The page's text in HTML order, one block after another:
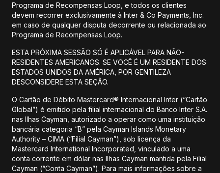
Programa de Recompensas Loop, e todos os clientes
devem recorrer exclusivamente à Inter & Co Payments, Inc.
em caso de qualquer disputa decorrente ou relacionada ao
Programa de Recompensas Loop.
ESTA PRÓXIMA SESSÃO SÓ É APLICÁVEL PARA NÃO-
RESIDENTES AMERICANOS. SE VOCÊ É UM RESIDENTE DOS
ESTADOS UNIDOS DA AMÉRICA, POR GENTILEZA
DESCONSIDERE ESTA SEÇÃO.
O Cartão de Débito Mastercard® Internacional Inter (“Cartão
Global”) é emitido pela filial internacional do Banco Inter S.A.
nas Ilhas Cayman, autorizado a operar como uma instituição
bancária categoria “B” pela Cayman Islands Monetary
Authority – CIMA (“Filial Cayman”), sob licença da
Mastercard International Incorporated, vinculado a uma
conta corrente em dólar nas Ilhas Cayman mantida pela Filial
Cayman (“Conta Cayman”). Para mais informações sobre a